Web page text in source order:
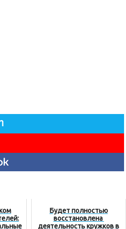
Будет полностью
восстановлена ​​
деятельность кружков в